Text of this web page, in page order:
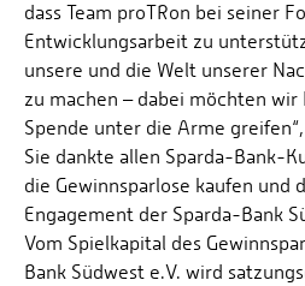
dass Team proTRon bei seiner
Entwicklungsarbeit zu
unsere und die Welt unserer
zu machen – dabei möchten
Spende unter die Arme
Sie dankte allen Sparda-Bank-
die Gewinnsparlose kaufen und
Engagement der Sparda-Bank
Vom Spielkapital des
Bank Südwest e.V. wird